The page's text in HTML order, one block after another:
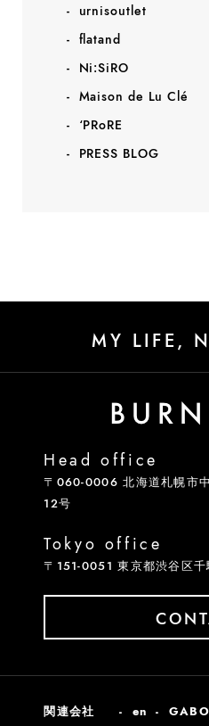
urnisoutlet
flatand
Ni:SiRO
Maison de Lu Clé
‘PRoRE
PRESS BLOG
MY LIFE,
関連会社 en
Head office
〒060-0006 北海道札幌市
12号
Tokyo office
〒151-0051 東京都渋谷区